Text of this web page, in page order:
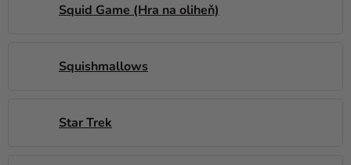
Squid Game (Hra na oliheň)
Squishmallows
Star Trek